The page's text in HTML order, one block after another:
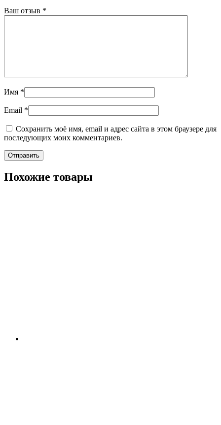
Ваш отзыв *
Имя *
Email *
Сохранить моё имя, email и адрес сайта в этом браузере для
последующих моих комментариев.
Похожие товары